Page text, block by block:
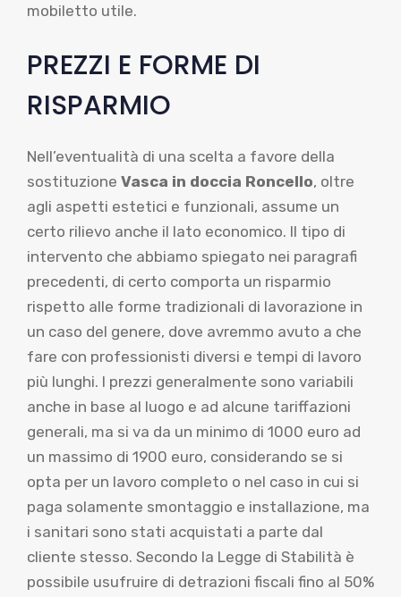
mobiletto utile.
PREZZI E FORME DI
RISPARMIO
Nell’eventualità di una scelta a favore della
sostituzione Vasca in doccia Roncello, oltre
agli aspetti estetici e funzionali, assume un
certo rilievo anche il lato economico. Il tipo di
intervento che abbiamo spiegato nei paragrafi
precedenti, di certo comporta un risparmio
rispetto alle forme tradizionali di lavorazione in
un caso del genere, dove avremmo avuto a che
fare con professionisti diversi e tempi di lavoro
più lunghi. I prezzi generalmente sono variabili
anche in base al luogo e ad alcune tariffazioni
generali, ma si va da un minimo di 1000 euro ad
un massimo di 1900 euro, considerando se si
opta per un lavoro completo o nel caso in cui si
paga solamente smontaggio e installazione, ma
i sanitari sono stati acquistati a parte dal
cliente stesso. Secondo la Legge di Stabilità è
possibile usufruire di detrazioni fiscali fino al 50%